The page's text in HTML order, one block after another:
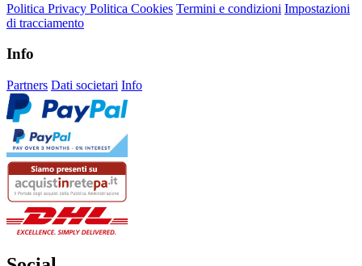
Politica Privacy Politica Cookies Termini e condizioni Impostazioni
di tracciamento
Info
Partners Dati societari Info